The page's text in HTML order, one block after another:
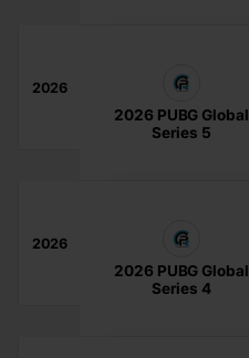
2026
2026 PUBG Global
Series 5
2026
2026 PUBG Global
Series 4